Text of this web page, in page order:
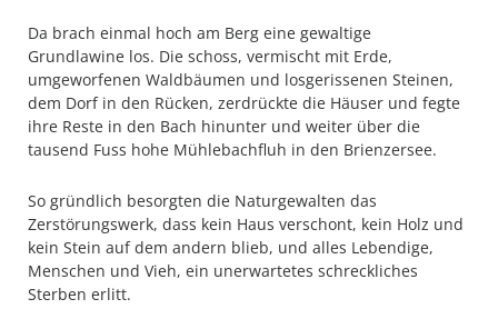
Da brach einmal hoch am Berg eine gewaltige
Grundlawine los. Die schoss, vermischt mit Erde,
umgeworfenen Waldbäumen und losgerissenen Steinen,
dem Dorf in den Rücken, zerdrückte die Häuser und fegte
ihre Reste in den Bach hinunter und weiter über die
tausend Fuss hohe Mühlebachfluh in den Brienzersee.
So gründlich besorgten die Naturgewalten das
Zerstörungswerk, dass kein Haus verschont, kein Holz und
kein Stein auf dem andern blieb, und alles Lebendige,
Menschen und Vieh, ein unerwartetes schreckliches
Sterben erlitt.